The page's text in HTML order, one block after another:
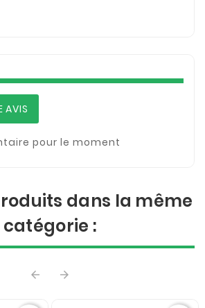
AVIS
pour le moment
dans la même
catégorie :
 